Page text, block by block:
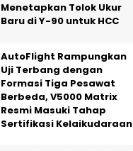
Menetapkan Tolok Ukur
Baru di Y-90 untuk HCC
AutoFlight Rampungkan
Uji Terbang dengan
Formasi Tiga Pesawat
Berbeda, V5000 Matrix
Resmi Masuki Tahap
Sertifikasi Kelaikudaraan